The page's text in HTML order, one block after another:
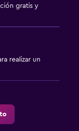
gratis y
realizar un